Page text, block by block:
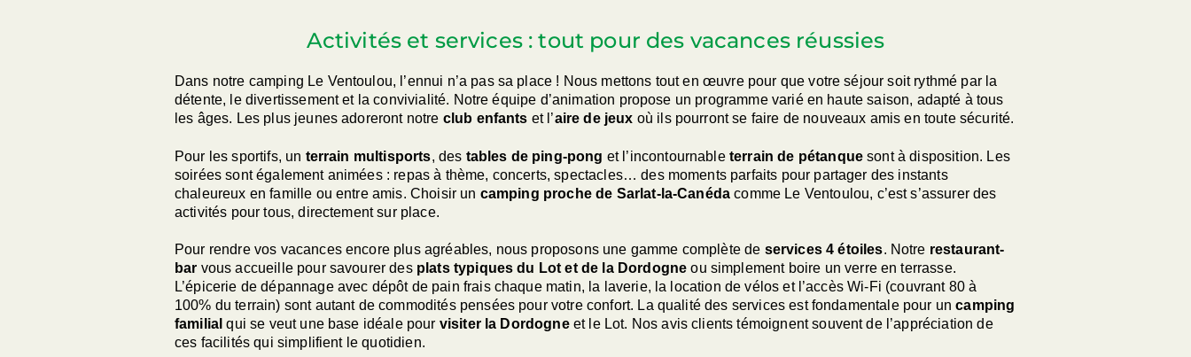
Activités et services : tout pour des vacances réussies
Dans notre camping Le Ventoulou, l’ennui n’a pas sa place ! Nous mettons tout en œuvre pour que votre séjour soit rythmé par la
détente, le divertissement et la convivialité. Notre équipe d’animation propose un programme varié en haute saison, adapté à tous
les âges. Les plus jeunes adoreront notre club enfants et l’aire de jeux où ils pourront se faire de nouveaux amis en toute sécurité.
Pour les sportifs, un terrain multisports, des tables de ping-pong et l’incontournable terrain de pétanque sont à disposition. Les
soirées sont également animées : repas à thème, concerts, spectacles… des moments parfaits pour partager des instants
chaleureux en famille ou entre amis. Choisir un camping proche de Sarlat-la-Canéda comme Le Ventoulou, c’est s’assurer des
activités pour tous, directement sur place.
Pour rendre vos vacances encore plus agréables, nous proposons une gamme complète de services 4 étoiles. Notre restaurant-
bar vous accueille pour savourer des plats typiques du Lot et de la Dordogne ou simplement boire un verre en terrasse.
L’épicerie de dépannage avec dépôt de pain frais chaque matin, la laverie, la location de vélos et l’accès Wi-Fi (couvrant 80 à
100% du terrain) sont autant de commodités pensées pour votre confort. La qualité des services est fondamentale pour uncamping
familial qui se veut une base idéale pour visiter la Dordogneet le Lot. Nos avis clients témoignent souvent de l’appréciation de
ces facilités qui simplifient le quotidien.